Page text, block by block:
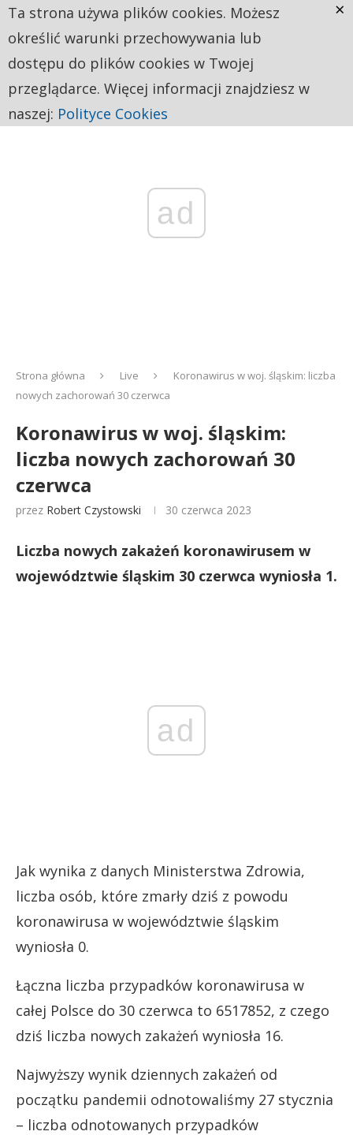
ad
Strona główna Live
Koronawirus w woj. śląskim: liczba
nowych zachorowań 30 czerwca
Koronawirus w woj. śląskim:
liczba nowych zachorowań 30
czerwca
przez Robert Czystowski 30 czerwca 2023
Liczba nowych zakażeń koronawirusem w
województwie śląskim 30 czerwca wyniosła 1.
ad
Jak wynika z danych Ministerstwa Zdrowia,
liczba osób, które zmarły dziś z powodu
koronawirusa w województwie śląskim
wyniosła 0.
Łączna liczba przypadków koronawirusa w
całej Polsce do 30 czerwca to 6517852, z czego
dziś liczba nowych zakażeń wyniosła 16.
Najwyższy wynik dziennych zakażeń od
początku pandemii odnotowaliśmy 27 stycznia
– liczba odnotowanych przypadków
Ta strona używa plików cookies. Możesz
określić warunki przechowywania lub
dostępu do plików cookies w Twojej
przeglądarce. Więcej informacji znajdziesz w
naszej: Polityce Cookies
×